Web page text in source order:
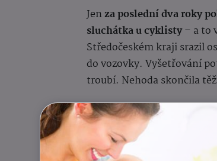
Jenza poslední dva roky
sluchátka u cyklisty– a to
Středočeském kraji srazil
do vozovky. Vyšetřování
troubí. Nehoda skončila
Podobně dopadla i nehoda
červenou, přičemž měla
nezastavila. Skončila s